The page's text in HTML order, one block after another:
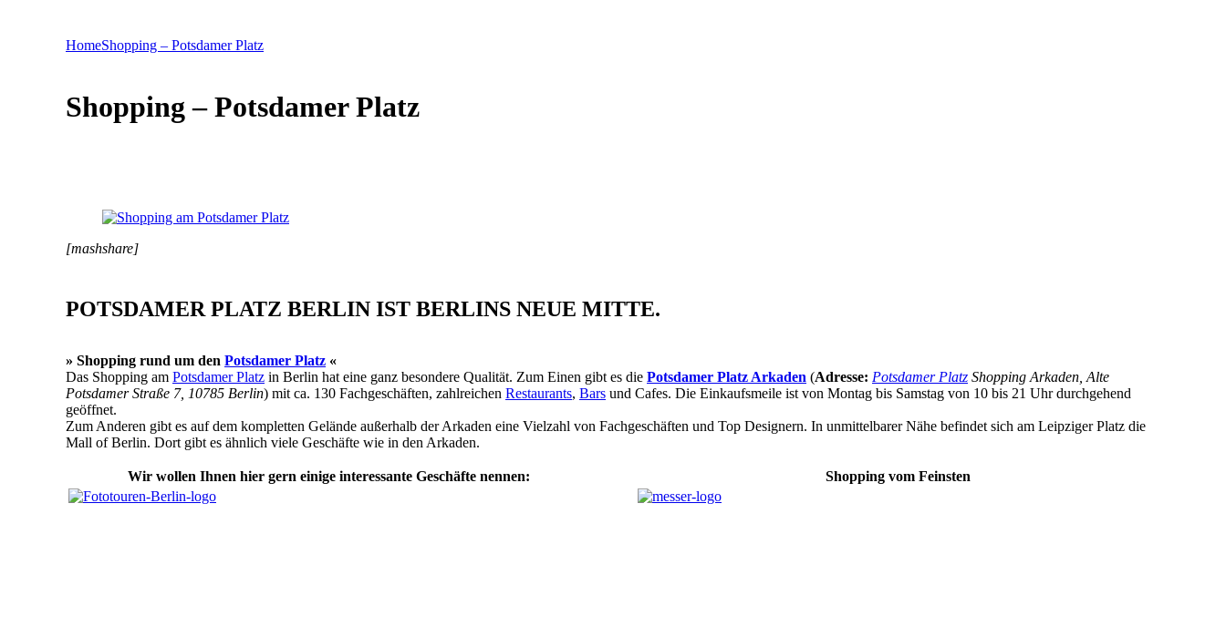
HomeShopping – Potsdamer Platz
Shopping – Potsdamer Platz
[mashshare]
POTSDAMER PLATZ BERLIN IST BERLINS NEUE MITTE.
» Shopping rund um den Potsdamer Platz «
Das Shopping am Potsdamer Platz in Berlin hat eine ganz besondere Qualität. Zum Einen gibt es die Potsdamer Platz Arkaden (Adresse: Potsdamer Platz Shopping Arkaden, Alte
Potsdamer Straße 7, 10785 Berlin) mit ca. 130 Fachgeschäften, zahlreichen Restaurants, Bars und Cafes. Die Einkaufsmeile ist von Montag bis Samstag von 10 bis 21 Uhr durchgehend
geöffnet.
Zum Anderen gibt es auf dem kompletten Gelände außerhalb der Arkaden eine Vielzahl von Fachgeschäften und Top Designern. In unmittelbarer Nähe befindet sich am Leipziger Platz die
Mall of Berlin. Dort gibt es ähnlich viele Geschäfte wie in den Arkaden.
Wir wollen Ihnen hier gern einige interessante Geschäfte nennen: Shopping vom Feinsten